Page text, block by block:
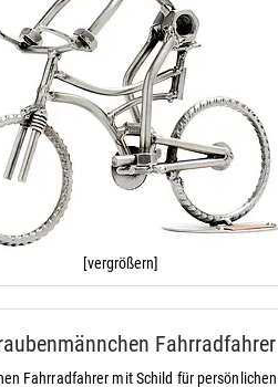
[vergrößern]
Fahrradfahrer
Fahrradfahrer mit Schild für